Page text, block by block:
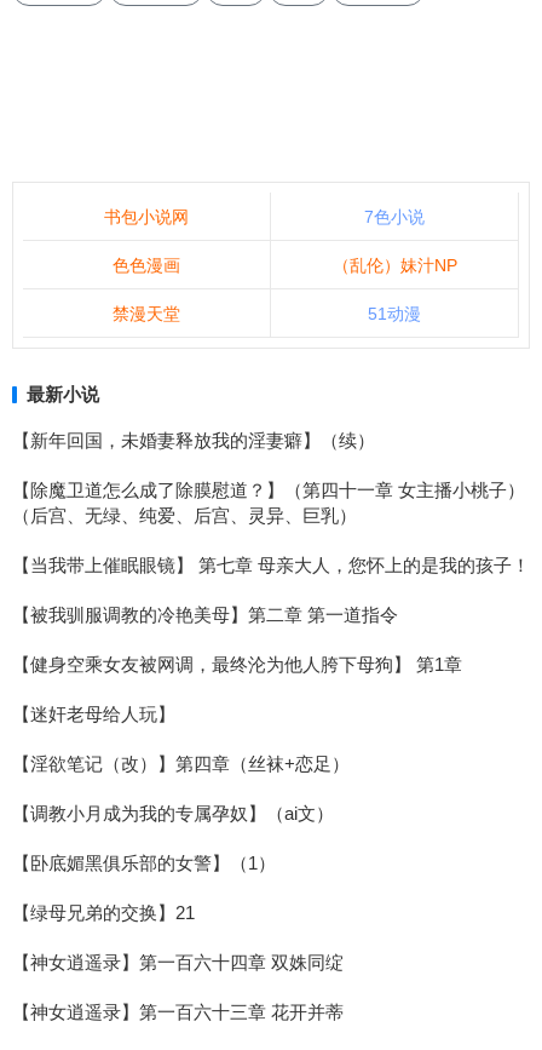
书包小说网 7色小说
色色漫画 （乱伦）妹汁NP
禁漫天堂 51动漫
最新小说
【新年回国，未婚妻释放我的淫妻癖】（续）
【除魔卫道怎么成了除膜慰道？】（第四十一章 女主播小桃子）
（后宫、无绿、纯爱、后宫、灵异、巨乳）
【当我带上催眠眼镜】 第七章 母亲大人，您怀上的是我的孩子！
【被我驯服调教的冷艳美母】第二章 第一道指令
【健身空乘女友被网调，最终沦为他人胯下母狗】 第1章
【迷奸老母给人玩】
【淫欲笔记（改）】第四章（丝袜+恋足）
【调教小月成为我的专属孕奴】（ai文）
【卧底媚黑俱乐部的女警】（1）
【绿母兄弟的交换】21
【神女逍遥录】第一百六十四章 双姝同绽
【神女逍遥录】第一百六十三章 花开并蒂